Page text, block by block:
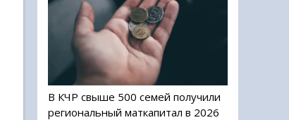
В КЧР свыше 500 семей получили
региональный маткапитал в 2026